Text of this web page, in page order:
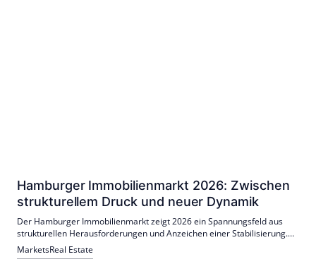
Hamburger Immobilienmarkt 2026: Zwischen
strukturellem Druck und neuer Dynamik
Der Hamburger Immobilienmarkt zeigt 2026 ein Spannungsfeld aus
strukturellen Herausforderungen und Anzeichen einer Stabilisierung.
Mieten im Wohnungsmarkt steigen, während der Büromarkt von
hochwertigen Lagen profitiert, und neue Nutzungskonzepte wie Flex-
MarketsReal Estate